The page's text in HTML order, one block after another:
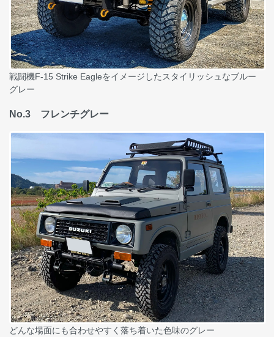
戦闘機F-15 Strike Eagleをイメージしたスタイリッシュなブルー
グレー
No.3 フレンチグレー
どんな場面にも合わせやすく落ち着いた色味のグレー